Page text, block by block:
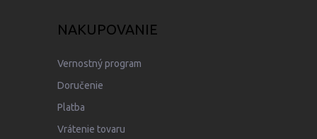
NAKUPOVANIE
Vernostný program
Doručenie
Platba
Vrátenie tovaru